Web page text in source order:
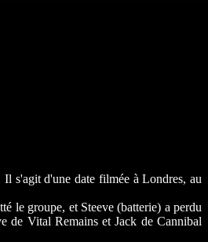
s'agit d'une date filmée à Londres, au
le groupe, et Steeve (batterie) a perdu
de Vital Remains et Jack de Cannibal